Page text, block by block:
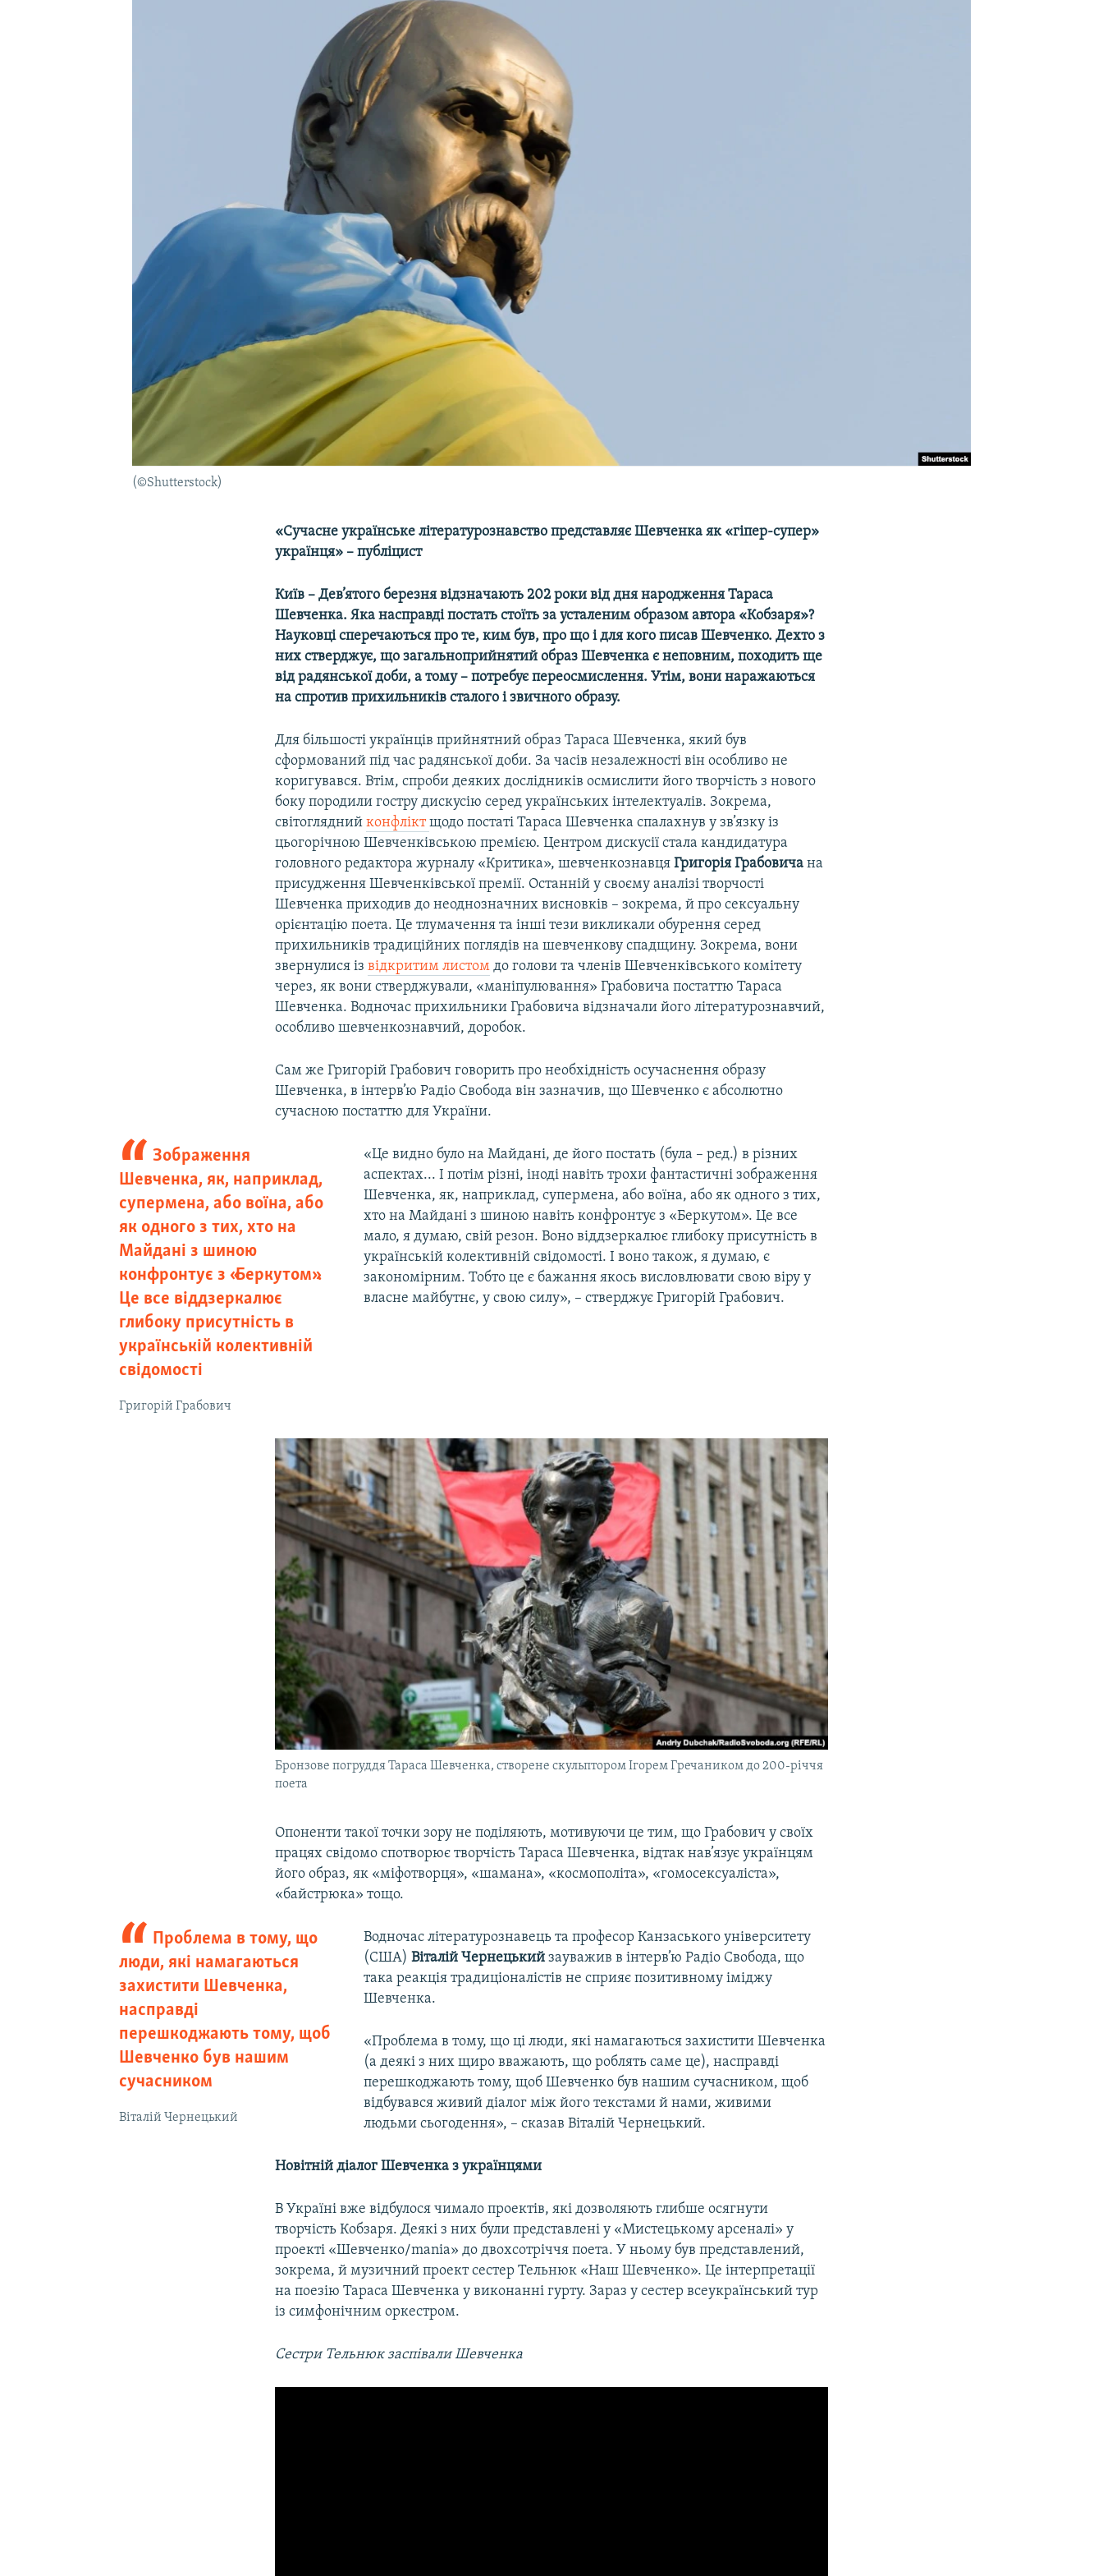
(©Shutterstock)
«Сучасне українське літературознавство представляє Шевченка як «гіпер-супер»
українця» – публіцист
Київ – Дев’ятого березня відзначають 202 роки від дня народження Тараса
Шевченка. Яка насправді постать стоїть за усталеним образом автора «Кобзаря»?
Науковці сперечаються про те, ким був, про що і для кого писав Шевченко. Дехто з
них стверджує, що загальноприйнятий образ Шевченка є неповним, походить ще
від радянської доби, а тому – потребує переосмислення. Утім, вони наражаються
на спротив прихильників сталого і звичного образу.
Для більшості українців прийнятний образ Тараса Шевченка, який був
сформований під час радянської доби. За часів незалежності він особливо не
коригувався. Втім, спроби деяких дослідників осмислити його творчість з нового
боку породили гостру дискусію серед українських інтелектуалів. Зокрема,
світогляднийконфліктщодо постаті Тараса Шевченка спалахнув у зв’язку із
цьогорічною Шевченківською премією. Центром дискусії стала кандидатура
головного редактора журналу «Критика», шевченкознавцяГригорія Грабовича на
присудження Шевченківської премії. Останній у своєму аналізі творчості
Шевченка приходив до неоднозначних висновків – зокрема, й про сексуальну
орієнтацію поета. Це тлумачення та інші тези викликали обурення серед
прихильників традиційних поглядів на шевченкову спадщину. Зокрема, вони
звернулися ізвідкритим листом до голови та членів Шевченківського комітету
через, як вони стверджували, «маніпулювання» Грабовича постаттю Тараса
Шевченка. Водночас прихильники Грабовича відзначали його літературознавчий,
особливо шевченкознавчий, доробок.
Сам же Григорій Грабович говорить про необхідність осучаснення образу
Шевченка, в інтерв’ю Радіо Свобода він зазначив, що Шевченко є абсолютно
сучасною постаттю для України.
Зображення
Шевченка, як, наприклад,
супермена, або воїна, або
як одного з тих, хто на
Майдані з шиною
конфронтує з «Беркутом».
Це все віддзеркалює
глибоку присутність в
українській колективній
свідомості
Григорій Грабович
«Це видно було на Майдані, де його постать (була – ред.) в різних
аспектах... І потім різні, іноді навіть трохи фантастичні зображення
Шевченка, як, наприклад, супермена, або воїна, або як одного з тих,
хто на Майдані з шиною навіть конфронтує з «Беркутом». Це все
мало, я думаю, свій резон. Воно віддзеркалює глибоку присутність в
українській колективній свідомості. І воно також, я думаю, є
закономірним. Тобто це є бажання якось висловлювати свою віру у
власне майбутнє, у свою силу», – стверджує Григорій Грабович.
Бронзове погруддя Тараса Шевченка, створене скульптором Ігорем Гречаником до 200-річчя
поета
Опоненти такої точки зору не поділяють, мотивуючи це тим, що Грабович у своїх
працях свідомо спотворює творчість Тараса Шевченка, відтак нав’язує українцям
його образ, як «міфотворця», «шамана», «космополіта», «гомосексуаліста»,
«байстрюка» тощо.
Проблема в тому, що
люди, які намагаються
захистити Шевченка,
насправді
перешкоджають тому, щоб
Шевченко був нашим
сучасником
Віталій Чернецький
Водночас літературознавець та професор Канзаського університету
(США) Віталій Чернецькийзауважив в інтерв’ю Радіо Свобода, що
така реакція традиціоналістів не сприяє позитивному іміджу
Шевченка.
«Проблема в тому, що ці люди, які намагаються захистити Шевченка
(а деякі з них щиро вважають, що роблять саме це), насправді
перешкоджають тому, щоб Шевченко був нашим сучасником, щоб
відбувався живий діалог між його текстами й нами, живими
людьми сьогодення», – сказав Віталій Чернецький.
Новітній діалог Шевченка з українцями
В Україні вже відбулося чимало проектів, які дозволяють глибше осягнути
творчість Кобзаря. Деякі з них були представлені у «Мистецькому арсеналі» у
проекті «Шевченко/mania» до двохсотріччя поета. У ньому був представлений,
зокрема, й музичний проект сестер Тельнюк «Наш Шевченко». Це інтерпретації
на поезію Тараса Шевченка у виконанні гурту. Зараз у сестер всеукраїнський тур
із симфонічним оркестром.
Сестри Тельнюк заспівали Шевченка